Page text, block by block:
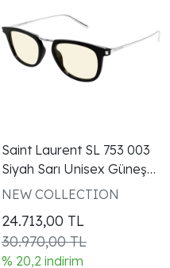
Saint Laurent SL 753 003
Siyah Sarı Unisex Güneş
Gözlüğü
NEW COLLECTION
24.713,00 TL
30.970,00 TL
% 20,2 indirim